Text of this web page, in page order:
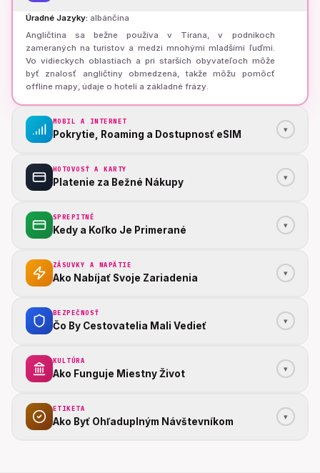
Úradné Jazyky: albánčina
Angličtina sa bežne používa v Tirana, v podnikoch
zameraných na turistov a medzi mnohými mladšími ľuďmi.
Vo vidieckych oblastiach a pri starších obyvateľoch môže
byť znalosť angličtiny obmedzená, takže môžu pomôcť
offline mapy, údaje o hoteli a základné frázy.
MOBIL A INTERNET
Pokrytie, Roaming a Dostupnosť eSIM ▾
HOTOVOSŤ A KARTY
Platenie za Bežné Nákupy ▾
SPREPITNÉ
Kedy a Koľko Je Primerané ▾
ZÁSUVKY A NAPÄTIE
Ako Nabíjať Svoje Zariadenia ▾
BEZPEČNOSŤ
Čo By Cestovatelia Mali Vedieť ▾
KULTÚRA
Ako Funguje Miestny Život ▾
ETIKETA
Ako Byť Ohľaduplným Návštevníkom ▾